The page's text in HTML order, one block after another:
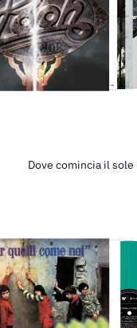
Dove comincia il sole